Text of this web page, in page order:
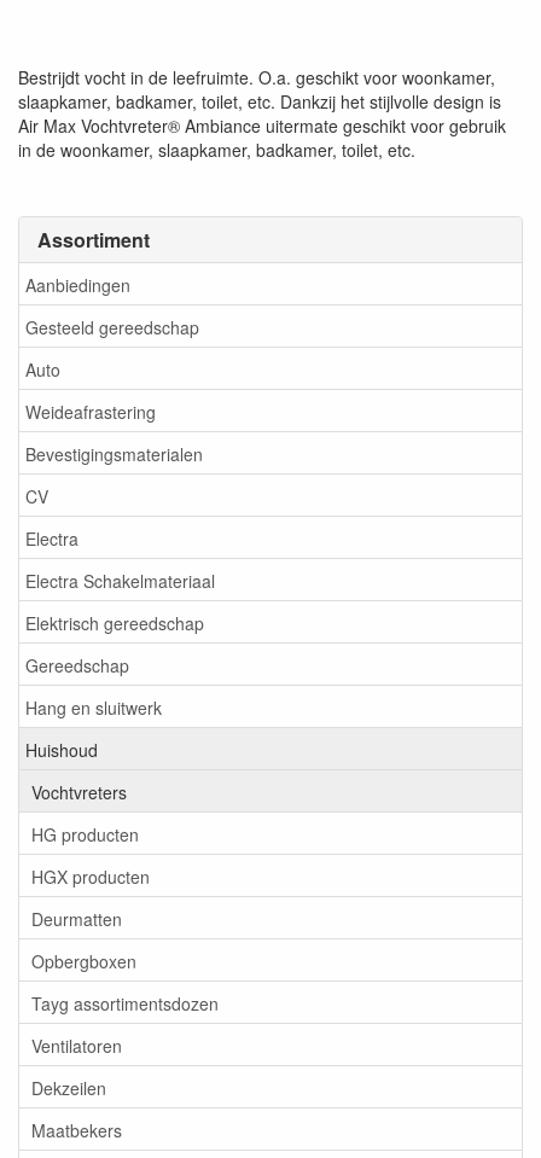
Assortiment
Aanbiedingen
Gesteeld gereedschap
Auto
Weideafrastering
Bevestigingsmaterialen
CV
Electra
Electra Schakelmateriaal
Elektrisch gereedschap
Gereedschap
Hang en sluitwerk
Huishoud
Vochtvreters
HG producten
HGX producten
Deurmatten
Opbergboxen
Tayg assortimentsdozen
Ventilatoren
Dekzeilen
Maatbekers
Bestrijdt vocht in de leefruimte. O.a. geschikt voor woonkamer,
slaapkamer, badkamer, toilet, etc. Dankzij het stijlvolle design is
Air Max Vochtvreter® Ambiance uitermate geschikt voor gebruik
in de woonkamer, slaapkamer, badkamer, toilet, etc.